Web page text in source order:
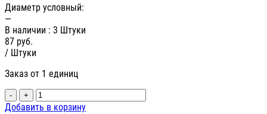
Диаметр условный:
—
В наличии : 3 Штуки
87 руб.
/ Штуки
Заказ от 1 единиц
- +
Добавить в корзину